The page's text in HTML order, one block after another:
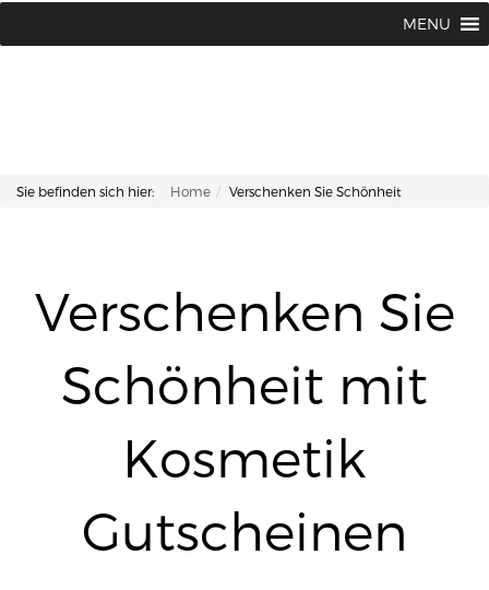
MENU
Sie befinden sich hier: Home Verschenken Sie Schönheit
Verschenken Sie
Schönheit mit
Kosmetik
Gutscheinen